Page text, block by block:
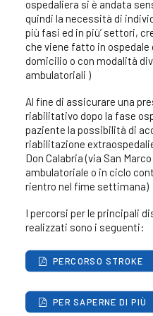
ospedaliera si è andata
quindi la necessità di
più fasi ed in più’ settori,
che viene fatto in ospedale
domicilio o con modalità
ambulatoriali )
Al fine di assicurare una
riabilitativo dopo la fase
paziente la possibilità di
riabilitazione
Don Calabria (via San
ambulatoriale o in ciclo
rientro nel fime settimana)
I percorsi per le principali
realizzati sono i seguenti:
PERCORSO STROKE
PER SAPERNE DI PIÙ